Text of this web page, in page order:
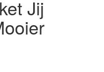
Jij